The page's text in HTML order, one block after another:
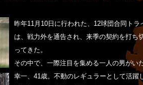
昨年11月10日に行われた、12球団合同ト
は、戦力外を通告され、来季の契約を打ち
ってきた。
その中で、一際注目を集める一人の男がい
幸一、41歳。不動のレギュラーとして活躍